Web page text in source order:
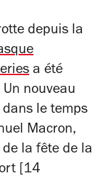
depuis la
a été
nouveau
le temps
Macron,
la fête de la
[14